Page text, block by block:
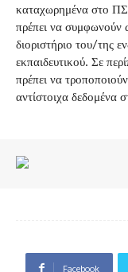
καταχωρημένα στο
πρέπει να συμφωνούν
διοριστήριο του/της
εκπαιδευτικού. Σε
πρέπει να
αντίστοιχα
Facebook